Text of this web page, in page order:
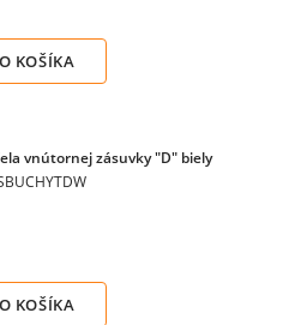
KOŠÍKA
vnútornej zásuvky "D" biely
KOŠÍKA